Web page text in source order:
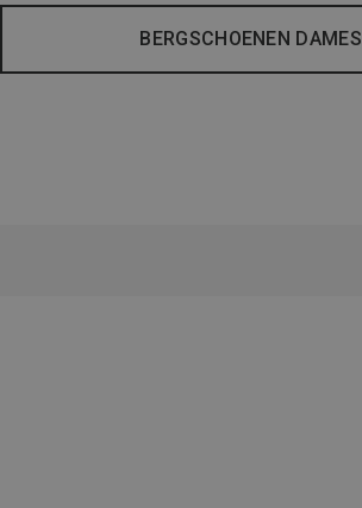
BERGSCHOENEN DAMES